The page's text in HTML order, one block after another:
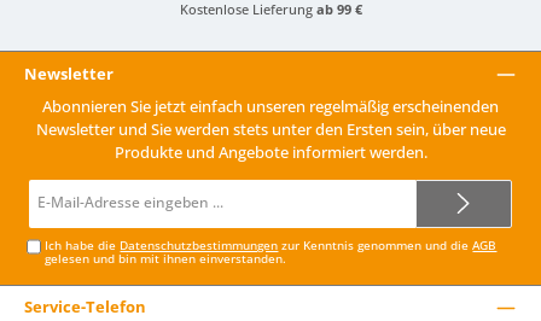
Kostenlose Lieferung ab 99 €
Newsletter
Abonnieren Sie jetzt einfach unseren regelmäßig erscheinenden
Newsletter und Sie werden stets unter den Ersten sein, über neue
Produkte und Angebote informiert werden.
Mail-
Ich habe die Datenschutzbestimmungen zur Kenntnis genommen und dieAGB
gelesen und bin mit ihnen einverstanden.
Service-Telefon